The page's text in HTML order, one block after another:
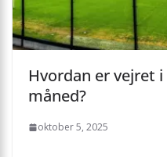
Hvordan er vejret
måned?
oktober 5, 2025